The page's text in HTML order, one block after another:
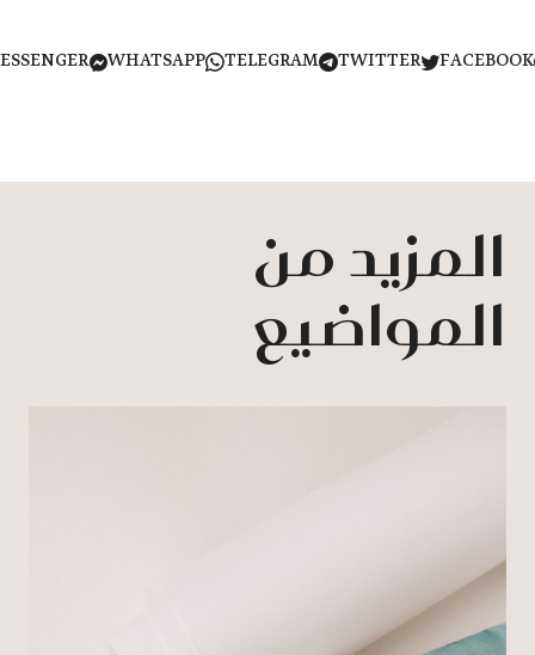
TWITTER
TELEGRAM
WHATSAPP
MESSENGER
المزيد من
المواضيع